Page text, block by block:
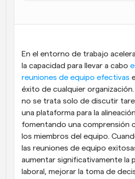
Programación potenciadda
impulsadas por
Automatiza la programación y
Mantente al día con las últimas
actualizaciones
Reuniones Instantáneas
Enlaces de Grupo Dinámico
Webhooks
En el entorno de trabajo
la capacidad para llevar a cabo
reuniones de equipo efectivas
éxito de cualquier
no se trata solo de discutir
una plataforma para la
fomentando una comprensión
los miembros del equipo.
las reuniones de equipo
aumentar significativamente la
laboral, mejorar la toma de